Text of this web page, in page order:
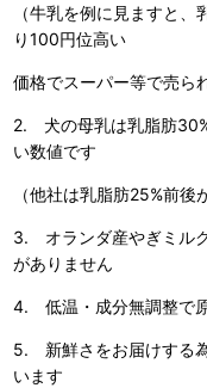
（牛乳を例に見ますと
り100円位高い
価格でスーパー等で売ら
2. 犬の母乳は乳脂肪
い数値です
（他社は乳脂肪25%前後
3. オランダ産やぎミル
がありません
4. 低温・成分無調整で
5. 新鮮さをお届けする
います